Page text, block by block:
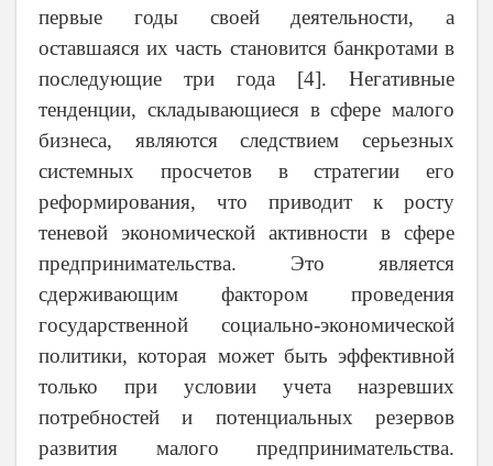
первые годы своей деятельности, а
оставшаяся их часть становится банкротами в
последующие три года [4]. Негативные
тенденции, складывающиеся в сфере малого
бизнеса, являются следствием серьезных
системных просчетов в стратегии его
реформирования, что приводит к росту
теневой экономической активности в сфере
предпринимательства. Это является
сдерживающим фактором проведения
государственной социально-экономической
политики, которая может быть эффективной
только при условии учета назревших
потребностей и потенциальных резервов
развития малого предпринимательства.